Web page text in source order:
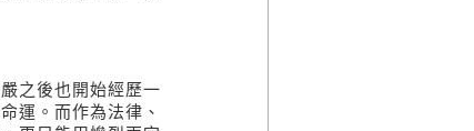
之後也開始經歷一
運。而作為法律、